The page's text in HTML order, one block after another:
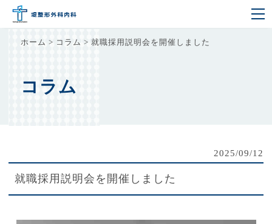
ホーム > コラム >就職採用説明会を開催しました
コラム
2025/09/12
就職採用説明会を開催しました